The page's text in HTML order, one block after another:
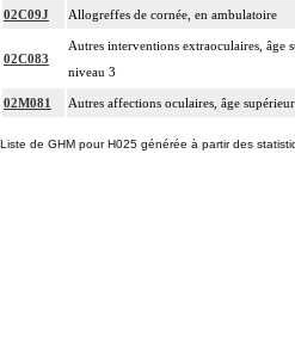
02C09J Allogreffes de cornée, en ambulatoire
02C083
Autres interventions extraoculaires, âge
niveau 3
02M081 Autres affections oculaires, âge
Liste de GHM pour H025 générée à partir des